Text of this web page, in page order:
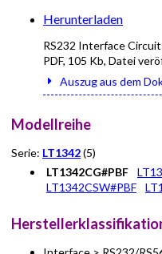
Herunterladen
RS232 Interface
PDF, 105 Kb, Datei
Auszug aus dem
Modellreihe
Serie: LT1342(5)
LT1342CG#PBF
LT1342CSW#PBF